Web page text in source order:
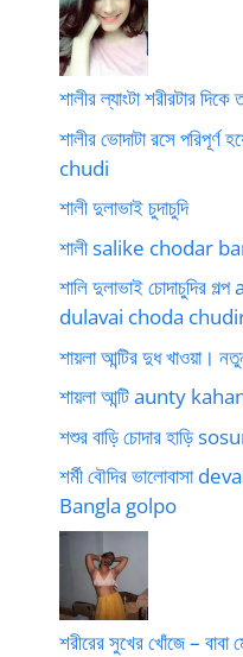
শালীর ল্যাংটা শরীরটার দিকে
শালীর ভোদাটা রসে
chudi
শালী দুলাভাই চুদাচুদি
শালী salike chodar
শালি দুলাভাই চোদাচুদির
dulavai choda
শায়লা আন্টির দুধ খাওয়া।
শায়লা আন্টি aunty
শশুর বাড়ি চোদার হাড়ি
শর্মী বৌদির ভালোবাসা
Bangla golpo
শরীরের সুখের খোঁজে – বাবা